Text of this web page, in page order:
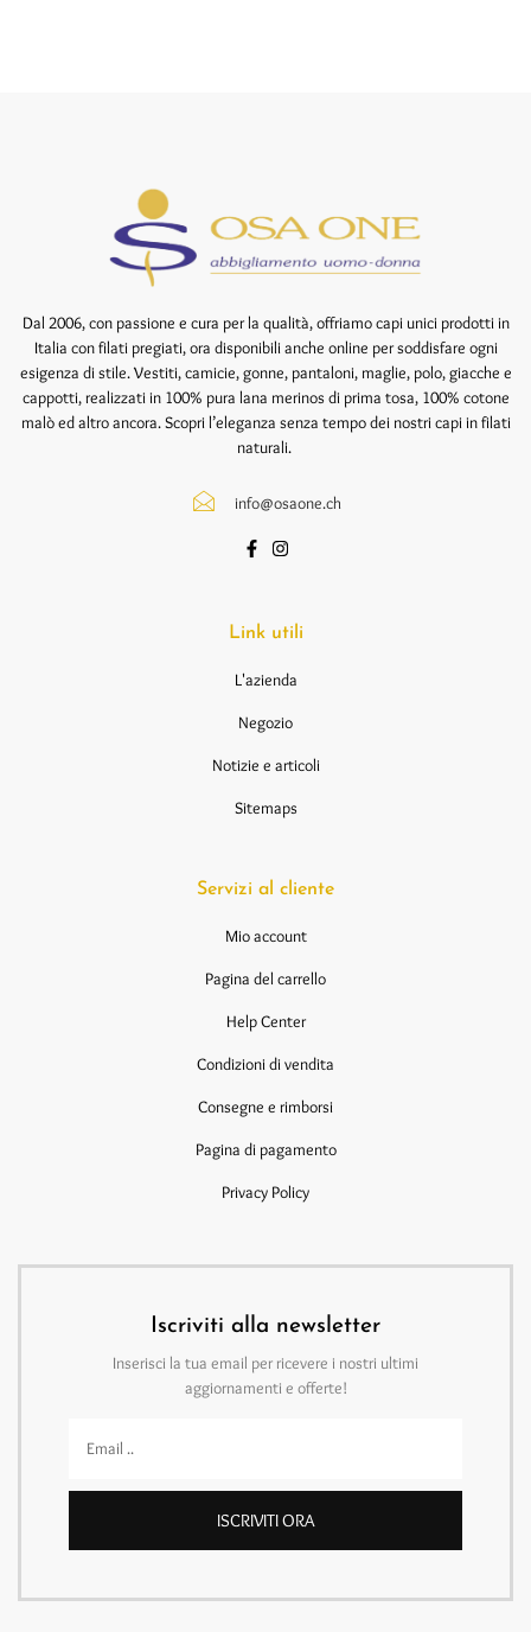
Dal 2006, con passione e cura per la qualità, offriamo capi unici prodotti in
Italia con filati pregiati, ora disponibili anche online per soddisfare ogni
esigenza di stile. Vestiti, camicie, gonne, pantaloni, maglie, polo, giacche e
cappotti, realizzati in 100% pura lana merinos di prima tosa, 100% cotone
malò ed altro ancora. Scopri l’eleganza senza tempo dei nostri capi in filati
naturali.
info@osaone.ch
Link utili
L'azienda
Negozio
Notizie e articoli
Sitemaps
Servizi al cliente
Mio account
Pagina del carrello
Help Center
Condizioni di vendita
Consegne e rimborsi
Pagina di pagamento
Privacy Policy
Iscriviti alla newsletter
Inserisci la tua email per ricevere i nostri ultimi
aggiornamenti e offerte!
ISCRIVITI ORA